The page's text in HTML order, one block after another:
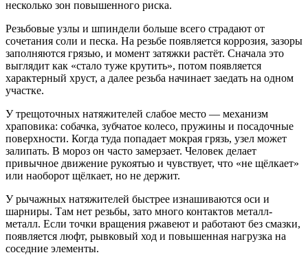
несколько зон повышенного риска.
Резьбовые узлы и шпиндели больше всего страдают от
сочетания соли и песка. На резьбе появляется коррозия, зазоры
заполняются грязью, и момент затяжки растёт. Сначала это
выглядит как «стало туже крутить», потом появляется
характерный хруст, а далее резьба начинает заедать на одном
участке.
У трещоточных натяжителей слабое место — механизм
храповика: собачка, зубчатое колесо, пружины и посадочные
поверхности. Когда туда попадает мокрая грязь, узел может
залипать. В мороз он часто замерзает. Человек делает
привычное движение рукоятью и чувствует, что «не щёлкает»
или наоборот щёлкает, но не держит.
У рычажных натяжителей быстрее изнашиваются оси и
шарниры. Там нет резьбы, зато много контактов металл-
металл. Если точки вращения ржавеют и работают без смазки,
появляется люфт, рывковый ход и повышенная нагрузка на
соседние элементы.